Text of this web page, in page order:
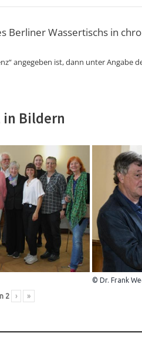
Berliner Wassertischs in
angegeben ist, dann unter Angabe
in Bildern
© Dr. Frank
2 › »